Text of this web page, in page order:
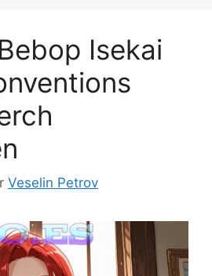
Isekai
Veselin Petrov